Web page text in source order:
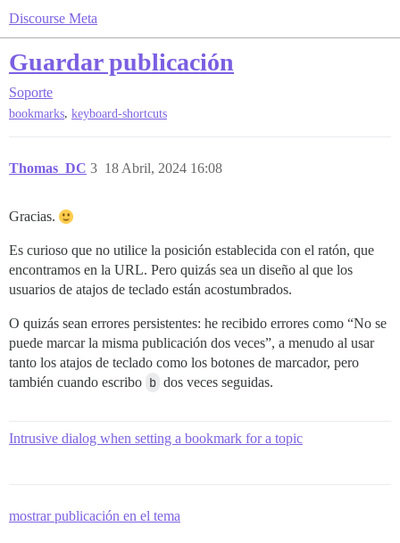
Discourse Meta
Guardar publicación
Soporte
bookmarks, keyboard-shortcuts
Thomas_DC 18 Abril, 2024 16:08
3
Gracias.
Es curioso que no utilice la posición establecida con el ratón, que
encontramos en la URL. Pero quizás sea un diseño al que los
usuarios de atajos de teclado están acostumbrados.
O quizás sean errores persistentes: he recibido errores como “No se
puede marcar la misma publicación dos veces”, a menudo al usar
tanto los atajos de teclado como los botones de marcador, pero
también cuando escribo b dos veces seguidas.
Intrusive dialog when setting a bookmark for a topic
mostrar publicación en el tema